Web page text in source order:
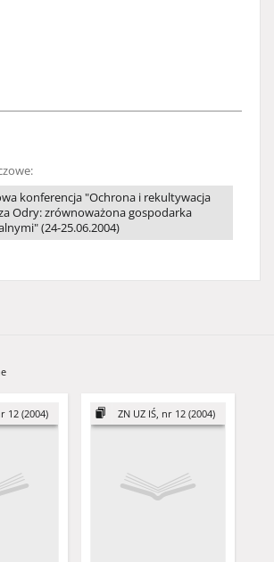
konferencja "Ochrona i rekultywacja
Odry: zrównoważona gospodarka
(24-25.06.2004)
12 (2004) ZN UZ IŚ, nr 12 (2004)